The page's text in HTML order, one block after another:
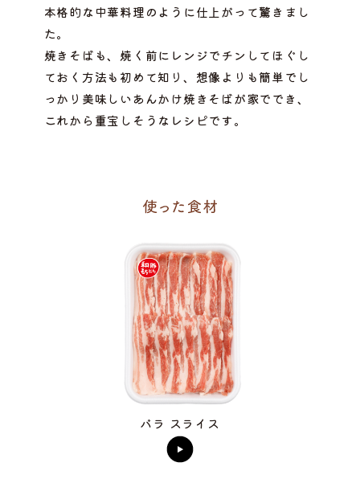
本格的な中華料理のように仕上がって驚きまし
た。
焼きそばも、焼く前にレンジでチンしてほぐし
ておく方法も初めて知り、想像よりも簡単でし
っかり美味しいあんかけ焼きそばが家ででき、
これから重宝しそうなレシピです。
バラ スライス